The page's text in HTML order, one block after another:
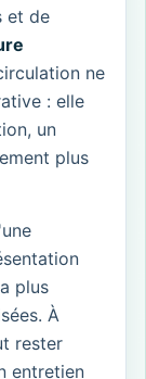
et de
ne
: elle
un
plus
plus
À
rester
entretien